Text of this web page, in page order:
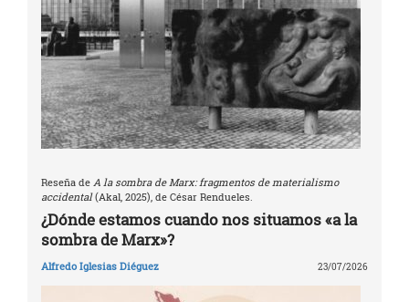
Reseña de A la sombra de Marx: fragmentos de materialismo
accidental(Akal, 2025), de César Rendueles.
¿Dónde estamos cuando nos situamos «a la
sombra de Marx»?
Alfredo Iglesias Diéguez 23/07/2026